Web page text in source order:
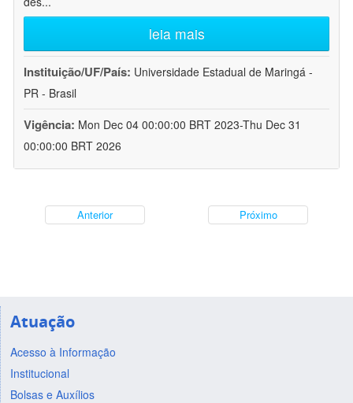
leia mais
Instituição/UF/País: Universidade Estadual de Maringá -
PR - Brasil
Vigência: Mon Dec 04 00:00:00 BRT 2023-Thu Dec 31
00:00:00 BRT 2026
Anterior Próximo
Atuação
Acesso à Informação
Institucional
Bolsas e Auxílios